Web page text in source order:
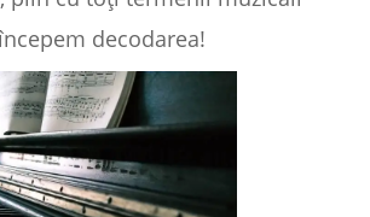
decodarea!